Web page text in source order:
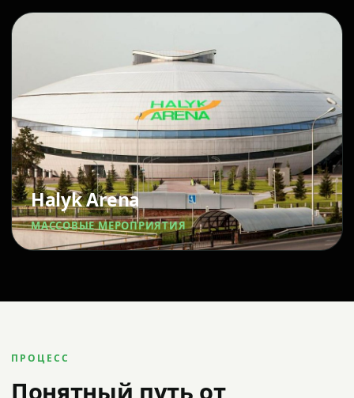
Halyk Arena
МАССОВЫЕ МЕРОПРИЯТИЯ
ПРОЦЕСС
Понятный путь от